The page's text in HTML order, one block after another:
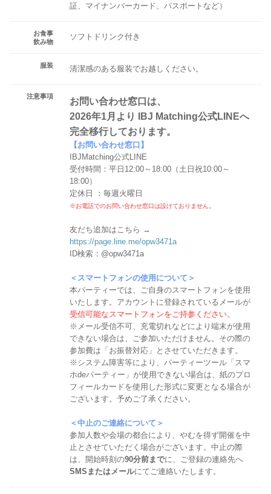
証、マイナンバーカード、パスポートなど）
お食事
飲み物
ソフトドリンク付き
服装 清潔感のある服装でお越しください。
注意事項
お問い合わせ窓口は、
2026年1月より IBJ Matching公式LINEへ
完全移行しております。
【お問い合わせ窓口】
IBJMatching公式LINE
受付時間：平日12:00～18:00（土日祝10:00～
18:00）
定休日 ：毎週火曜日
※お電話でのお問い合わせ窓口は設けておりません。
友だち追加はこちら →
https://page.line.me/opw3471a
ID検索：@opw3471a
＜スマートフォンの使用について＞
本パーティーでは、ご自身のスマートフォンを使用
いたします。アカウントに登録されているメールが
受信可能なスマートフォンをご持参ください。
※メール受信不可、充電切れなどにより端末が使用
できない場合は、ご参加いただけません。その際の
参加費は「お振替対応」とさせていただきます。
※システム障害等により、パーティーツール「スマ
ホdeパーティー」が使用できない場合は、紙のプロ
フィールカードを使用した形式に変更となる場合が
ございます。予めご了承ください。
＜中止のご連絡について＞
参加人数や会場の都合により、やむを得ず開催を中
止とさせていただく場合がございます。中止の際
は、開始時刻の90分前までに、ご登録の連絡先へ
SMSまたはメールにてご連絡いたします。